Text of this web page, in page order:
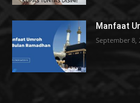
Manfaat
September 8,